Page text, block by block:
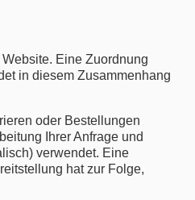
Eine Zuordnung
in diesem Zusammenhang
oder Bestellungen
Ihrer Anfrage und
verwendet. Eine
hat zur Folge,